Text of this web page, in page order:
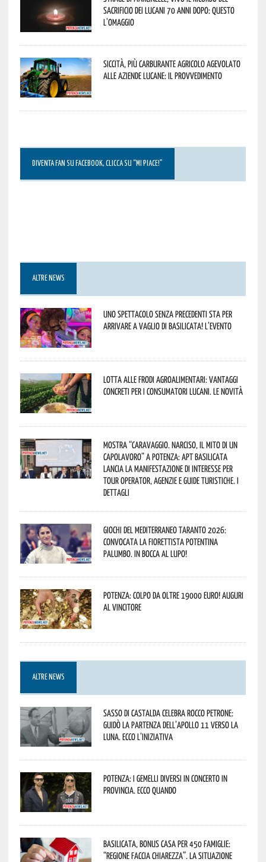
sacrificio dei lucani 70 anni dopo: questo
l’omaggio
Siccità, più carburante agricolo agevolato
alle aziende lucane: il provvedimento
DIVENTA FAN SU FACEBOOK, CLICCA SU “MI PIACE!”
ALTRE NEWS
Uno spettacolo senza precedenti sta per
arrivare a Vaglio di Basilicata! L’evento
Lotta alle frodi agroalimentari: vantaggi
concreti per i consumatori lucani. Le novità
Mostra “Caravaggio. Narciso, il mito di un
capolavoro” a Potenza: APT Basilicata
lancia la manifestazione di interesse per
Tour Operator, Agenzie e Guide Turistiche. I
dettagli
Giochi del Mediterraneo Taranto 2026:
convocata la fiorettista potentina
Palumbo. In bocca al lupo!
Potenza: colpo da oltre 19000 Euro! Auguri
al vincitore
ALTRE NEWS
Sasso di Castalda celebra Rocco Petrone:
guidò la partenza dell’Apollo 11 verso la
Luna. Ecco l’iniziativa
Potenza: i Gemelli DiVersi in concerto in
provincia. Ecco quando
Basilicata, Bonus casa per 450 famiglie:
“Regione faccia chiarezza”. La situazione